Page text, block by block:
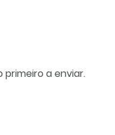
primeiro a enviar.